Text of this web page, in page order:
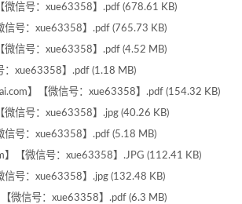
信号：xue63358】.pdf (678.61 KB)
号：xue63358】.pdf (765.73 KB)
信号：xue63358】.pdf (4.52 MB)
xue63358】.pdf (1.18 MB)
】【微信号：xue63358】.pdf (154.32 KB)
信号：xue63358】.jpg (40.26 KB)
号：xue63358】.pdf (5.18 MB)
【微信号：xue63358】.JPG (112.41 KB)
号：xue63358】.jpg (132.48 KB)
微信号：xue63358】.pdf (6.3 MB)